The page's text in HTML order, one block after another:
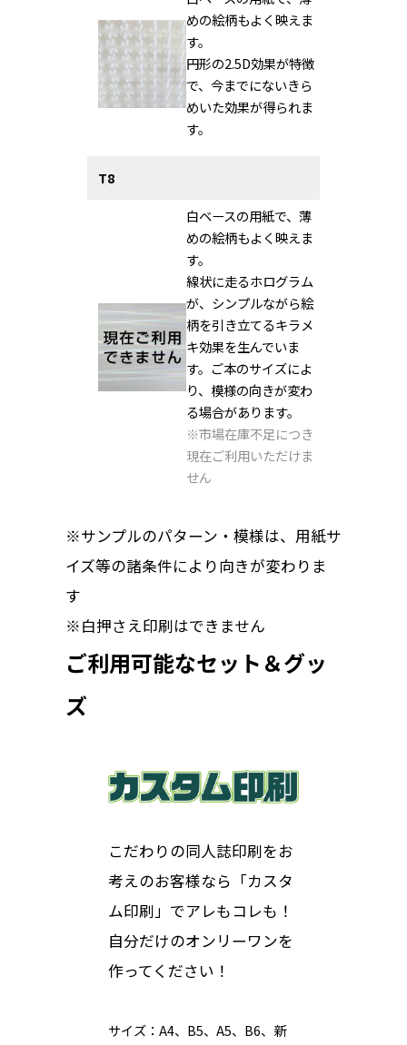
めの絵柄もよく映えま
す。
円形の2.5D効果が特徴
で、今までにないきら
めいた効果が得られま
す。
T8
白ベースの用紙で、薄
めの絵柄もよく映えま
す。
線状に走るホログラム
が、シンプルながら絵
柄を引き立てるキラメ
キ効果を生んでいま
す。 ご本のサイズによ
り、模様の向きが変わ
る場合があります。
※市場在庫不足につき
現在ご利用いただけま
せん
※サンプルのパターン・模様は、用紙サ
イズ等の諸条件により向きが変わりま
す
※白押さえ印刷はできません
ご利用可能なセット＆グッ
ズ
こだわりの同人誌印刷をお
考えのお客様なら「カスタ
ム印刷」でアレもコレも！
自分だけのオンリーワンを
作ってください！
サイズ：A4、B5、A5、B6、新